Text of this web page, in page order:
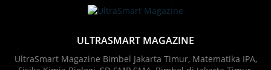
ULTRASMART MAGAZINE
UltraSmart Magazine Bimbel Jakarta Timur, Matematika IPA,